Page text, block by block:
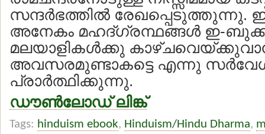
സന്ദര്‍ഭത്തില്‍ രേഖപ്പെടുത്തുന്നു.
അനേകം മഹദ്ഗ്രന്ഥങ്ങള്‍ ഇ-
മലയാളികള്‍ക്കു
അവസരമുണ്ടാകട്ടെ എന്നു
പ്രാര്‍ത്ഥിക്കുന്നു.
ഡൗണ്‍ലോഡ് ലിങ്ക്
Tags: hinduism ebook, Hinduism/Hindu Dharma,